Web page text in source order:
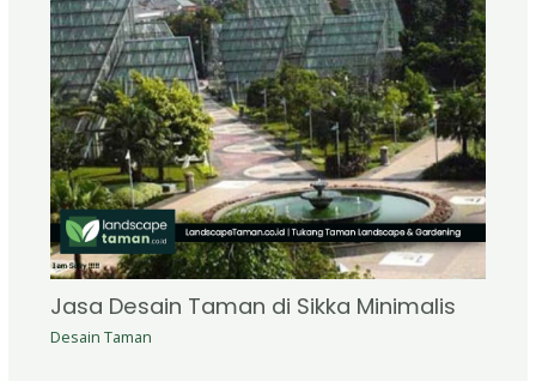
Jasa Desain Taman di Sikka Minimalis
Desain Taman